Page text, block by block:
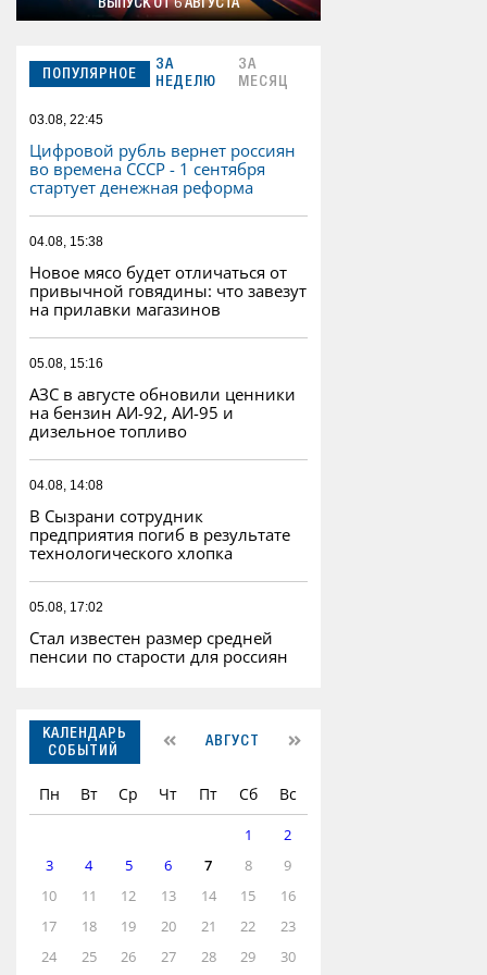
ВЫПУСК ОТ 6 АВГУСТА
ПОПУЛЯРНОЕ
ЗА
НЕДЕЛЮ
ЗА
МЕСЯЦ
03.08, 22:45
Цифровой рубль вернет россиян
во времена СССР - 1 сентября
стартует денежная реформа
04.08, 15:38
Новое мясо будет отличаться от
привычной говядины: что завезут
на прилавки магазинов
05.08, 15:16
АЗС в августе обновили ценники
на бензин АИ-92, АИ-95 и
дизельное топливо
04.08, 14:08
В Сызрани сотрудник
предприятия погиб в результате
технологического хлопка
05.08, 17:02
Стал известен размер средней
пенсии по старости для россиян
КАЛЕНДАРЬ
СОБЫТИЙ
АВГУСТ
Пн Вт Ср Чт Пт Сб Вс
1
2
3
4 5 6 7 8
9
10
11 12 13 14 15
16
17
18 19 20 21 22
23
24
25 26 27 28 29 30